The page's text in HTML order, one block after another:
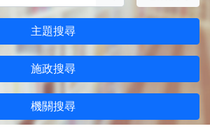
主題搜尋
施政搜尋
機關搜尋